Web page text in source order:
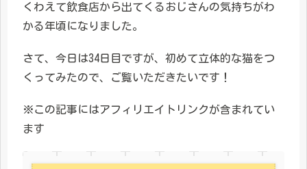
くわえて飲食店から出てくるおじさんの気持ちがわ
かる年頃になりました。
さて、今日は34日目ですが、初めて立体的な猫をつ
くってみたので、ご覧いただきたいです！
※この記事にはアフィリエイトリンクが含まれてい
ます